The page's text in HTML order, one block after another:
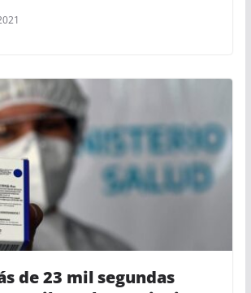
de 23 mil segundas